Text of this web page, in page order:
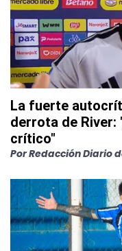
La fuerte
derrota de River:
crítico"
PorRedacción Diario